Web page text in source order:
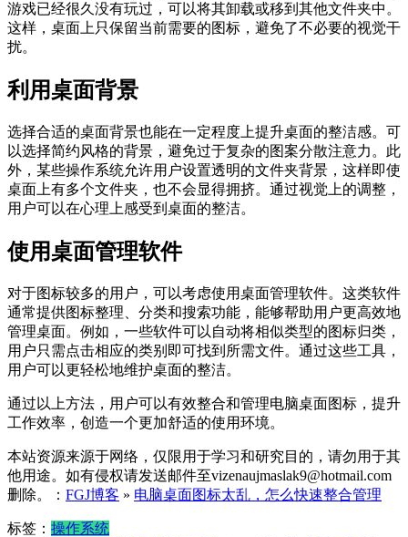
游戏已经很久没有玩过，可以将其卸载或移到其他文件夹中。
这样，桌面上只保留当前需要的图标，避免了不必要的视觉干
扰。
利用桌面背景
选择合适的桌面背景也能在一定程度上提升桌面的整洁感。可
以选择简约风格的背景，避免过于复杂的图案分散注意力。此
外，某些操作系统允许用户设置透明的文件夹背景，这样即使
桌面上有多个文件夹，也不会显得拥挤。通过视觉上的调整，
用户可以在心理上感受到桌面的整洁。
使用桌面管理软件
对于图标较多的用户，可以考虑使用桌面管理软件。这类软件
通常提供图标整理、分类和搜索功能，能够帮助用户更高效地
管理桌面。例如，一些软件可以自动将相似类型的图标归类，
用户只需点击相应的类别即可找到所需文件。通过这些工具，
用户可以更轻松地维护桌面的整洁。
通过以上方法，用户可以有效整合和管理电脑桌面图标，提升
工作效率，创造一个更加舒适的使用环境。
本站资源来源于网络，仅限用于学习和研究目的，请勿用于其
他用途。如有侵权请发送邮件至vizenaujmaslak9@hotmail.com
删除。： FGJ博客 » 电脑桌面图标太乱，怎么快速整合管理
标签： 操作系统